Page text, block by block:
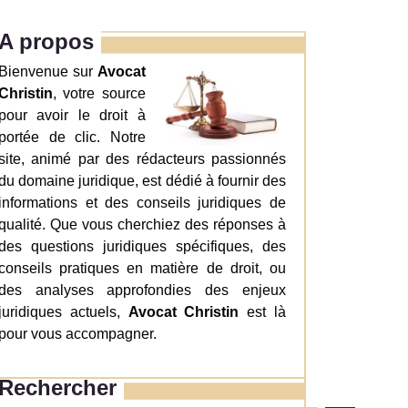
propos
sur Avocat
, votre source
avoir le droit à
de clic. Notre
animé par des rédacteurs passionnés
domaine juridique, est dédié à fournir des
et des conseils juridiques de
Que vous cherchiez des réponses à
questions juridiques spécifiques, des
pratiques en matière de droit, ou
analyses approfondies des enjeux
actuels, Avocat Christin est là
vous accompagner.